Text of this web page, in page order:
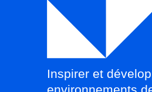
Inspirer et
environnements